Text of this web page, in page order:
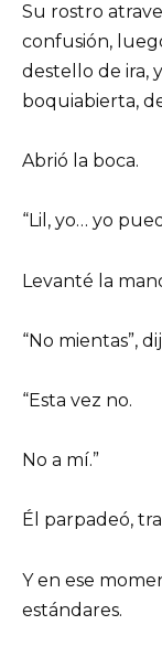
Su rostro
confusión,
destello de ira,
boquiabierta,
Abrió la boca.
“Lil, yo… yo
Levanté la
“No mientas”,
“Esta vez no.
No a mí.”
Él parpadeó,
Y en ese
estándares.